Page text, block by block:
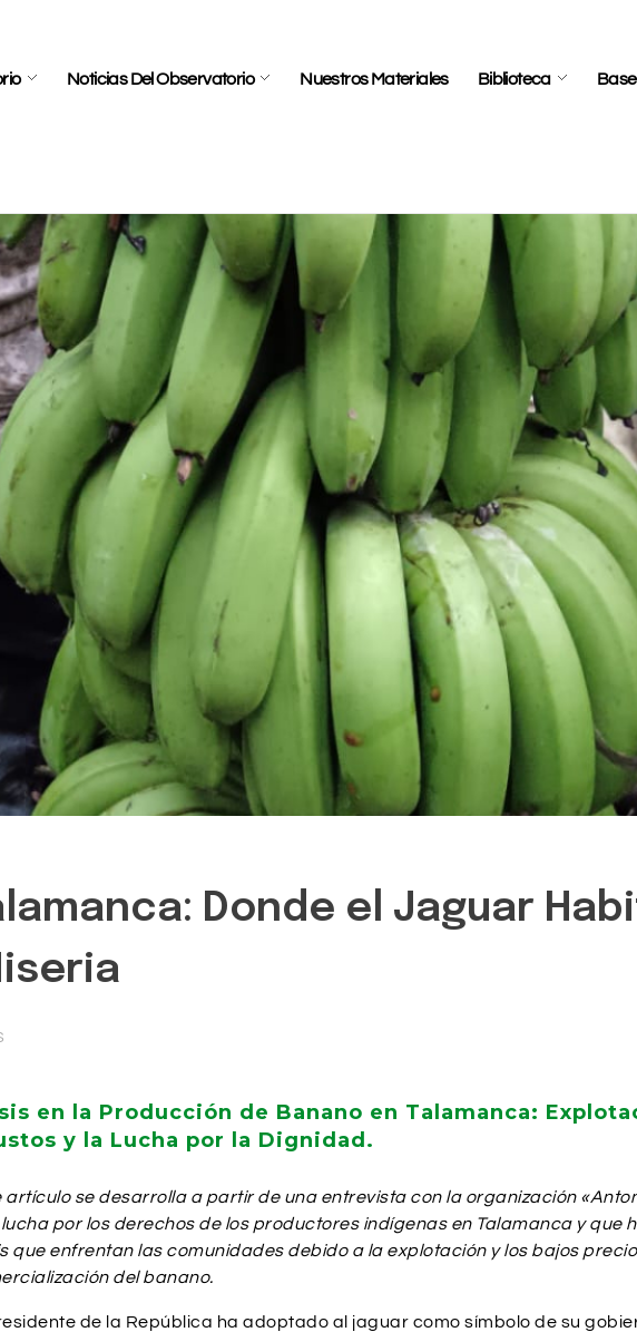
Noticias Del Observatorio Nuestros Materiales Biblioteca
Donde el Jaguar
en la Producción de Banano en Talamanca:
y la Lucha por la Dignidad.
artículo se desarrolla a partir de una entrevista con la organización
por los derechos de los productores indígenas en Talamanca y que
que enfrentan las comunidades debido a la explotación y los bajos
del banano.
de la República ha adoptado al jaguar como símbolo de su